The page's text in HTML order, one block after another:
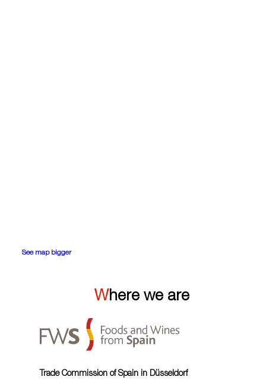
See map bigger
Where we are
Trade Commission of Spain in Düsseldorf